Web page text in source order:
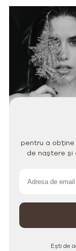
pentru a
de naștere și
Ești de